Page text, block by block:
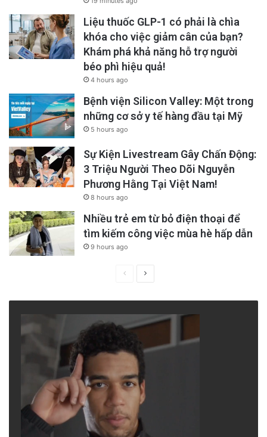
Tin từ RFARead More
Liệu thuốc GLP-1 có phải là chìa
khóa cho việc giảm cân của bạn?
Khám phá khả năng hỗ trợ người
béo phì hiệu quả!
4 hours ago
Bệnh viện Silicon Valley: Một trong
những cơ sở y tế hàng đầu tại Mỹ
5 hours ago
Sự Kiện Livestream Gây Chấn Động:
3 Triệu Người Theo Dõi Nguyễn
Phương Hằng Tại Việt Nam!
8 hours ago
Nhiều trẻ em từ bỏ điện thoại để
tìm kiếm công việc mùa hè hấp dẫn
9 hours ago
PreviousNext